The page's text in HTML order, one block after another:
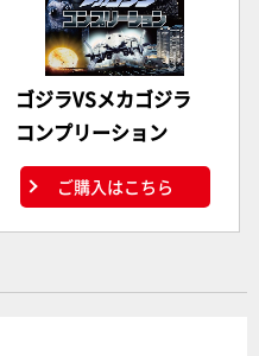
ゴジラVSメカゴジラ
コンプリーション
ご購入はこちら